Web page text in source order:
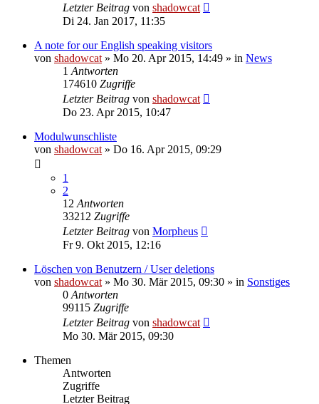
Letzter Beitrag von shadowcat
Di 24. Jan 2017, 11:35
A note for our English speaking visitors
von shadowcat » Mo 20. Apr 2015, 14:49 » in News
1 Antworten
174610 Zugriffe
Letzter Beitrag von shadowcat
Do 23. Apr 2015, 10:47
Modulwunschliste
von shadowcat » Do 16. Apr 2015, 09:29
1
2
12 Antworten
33212 Zugriffe
Letzter Beitrag von Morpheus
Fr 9. Okt 2015, 12:16
Löschen von Benutzern / User deletions
von shadowcat » Mo 30. Mär 2015, 09:30 » in Sonstiges
0 Antworten
99115 Zugriffe
Letzter Beitrag von shadowcat
Mo 30. Mär 2015, 09:30
Themen
Antworten
Zugriffe
Letzter Beitrag